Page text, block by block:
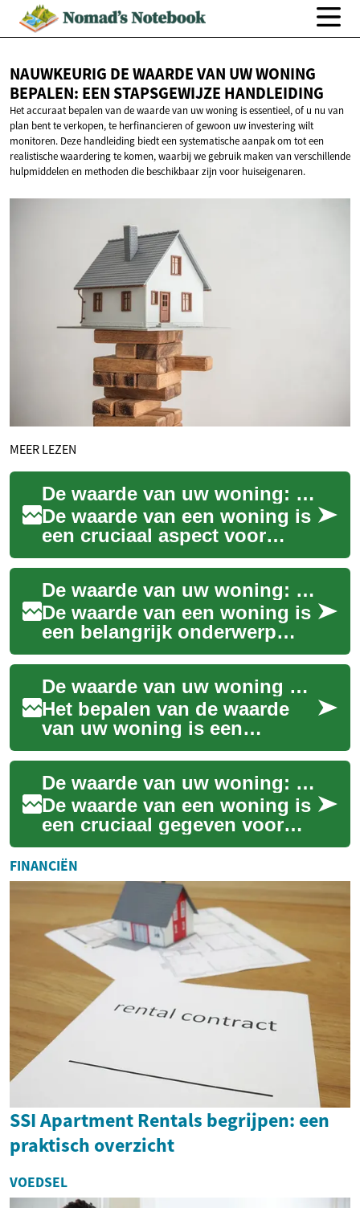
NAUWKEURIG DE WAARDE VAN UW WONING
BEPALEN: EEN STAPSGEWIJZE HANDLEIDING
Het accuraat bepalen van de waarde van uw woning is essentieel, of u nu van
plan bent te verkopen, te herfinancieren of gewoon uw investering wilt
monitoren. Deze handleiding biedt een systematische aanpak om tot een
realistische waardering te komen, waarbij we gebruik maken van verschillende
hulpmiddelen en methoden die beschikbaar zijn voor huiseigenaren.
MEER LEZEN
De waarde van uw woning: Een complete gids
De waarde van een woning is
een cruciaal aspect voor
huiseigenaren, potentiële
kopers en
vastgoedinvesteerders. Het
b...
De waarde van uw woning: Een uitgebreide gids
De waarde van een woning is
een belangrijk onderwerp
voor veel huiseigenaren en
potentiële kopers in
Nederland. Of u ...
De waarde van uw woning bepalen: Wat u moet weten
Het bepalen van de waarde
van uw woning is een
essentiële stap voor
huiseigenaren, of u nu van
plan bent te verkopen,...
De waarde van uw woning: een compleet overzicht
De waarde van een woning is
een cruciaal gegeven voor
zowel huiseigenaren als
potentiële kopers. Het bepaalt
niet all...
FINANCIËN
SSI Apartment Rentals begrijpen: een
praktisch overzicht
VOEDSEL